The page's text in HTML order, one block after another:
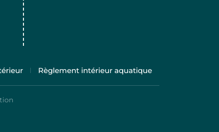
Règlement intérieur aquatique